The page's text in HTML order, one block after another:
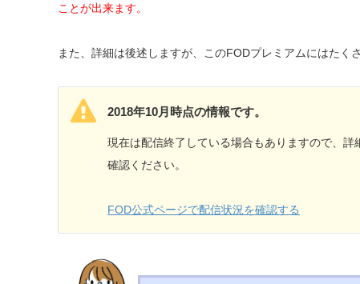
ことが出来ます。
また、詳細は後述しますが、このFODプレミアムにはたく
2018年10月時点の情報です。
現在は配信終了している場合もありますので、
確認ください。
FOD公式ページで配信状況を確認する